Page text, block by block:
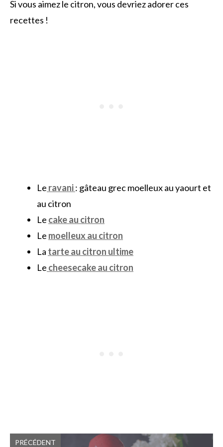
Si vous aimez le citron, vous devriez adorer ces
recettes !
Le ravani: gâteau grec moelleux au yaourt et
au citron
Le cake au citron
Le moelleux au citron
La tarte au citron ultime
Le cheesecake au citron
PRÉCÉDENT